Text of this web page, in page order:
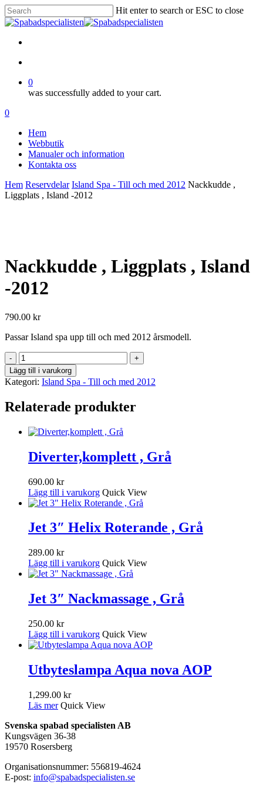
Skip
to
main
content
Hit enter to search or ESC to close
Close
0
was successfully added to your cart.
Menu
account
0
Hem
Webbutik
Manualer och information
Kontakta oss
Hem Reservdelar Island Spa - Till och med 2012 Nackkudde ,
Liggplats , Island -2012
Nackkudde , Liggplats , Island
-2012
790.00 kr
Passar Island spa upp till och med 2012 årsmodell.
Nackkudde
,
Liggplats
,
-2012
Lägg till i varukorg
Kategori: Island Spa - Till och med 2012
Relaterade produkter
Diverter,komplett , Grå
690.00 kr
Lägg till i varukorg Quick View
Jet 3″ Helix Roterande , Grå
289.00 kr
Lägg till i varukorg Quick View
Jet 3″ Nackmassage , Grå
250.00 kr
Lägg till i varukorg Quick View
Utbyteslampa Aqua nova AOP
1,299.00 kr
Läs mer Quick View
Svenska spabad specialisten AB
Kungsvägen 36-38
19570 Rosersberg
Organisationsnummer: 556819-4624
E-post: info@spabadspecialisten.se